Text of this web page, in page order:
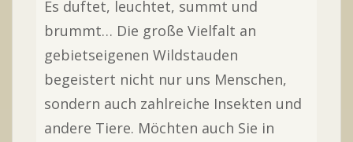
Es duftet, leuchtet, summt und
brummt… Die große Vielfalt an
gebietseigenen Wildstauden
begeistert nicht nur uns Menschen,
sondern auch zahlreiche Insekten und
andere Tiere. Möchten auch Sie in